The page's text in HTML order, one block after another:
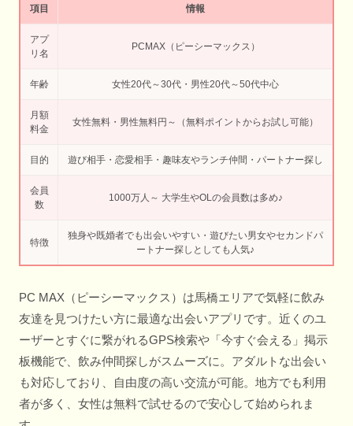
項目 情報
アプ
リ名
PCMAX（ピーシーマックス）
年齢 女性20代～30代・男性20代～50代中心
月額
料金
女性無料・男性無料円～（無料ポイントからお試し可能）
目的 遊び相手・恋愛相手・趣味友やランチ仲間・パートナー探し
会員
数
1000万人～ 大学生やOLの会員数は多め♪
特徴
独身や既婚者でも出会いやすい・遊びたい男女やセカンドパ
ートナー探しとしても人気♪
PC MAX（ピーシーマックス）は馬橋エリアで気軽に飲み
友達を見つけたい方に最適な出会いアプリです。近くのユ
ーザーとすぐに繋がれるGPS検索や「今すぐ会える」掲示
板機能で、飲み仲間探しがスムーズに。アダルトな出会い
も対応しており、自由度の高い交流が可能。地方でも利用
者が多く、女性は無料で試せるので安心して始められま